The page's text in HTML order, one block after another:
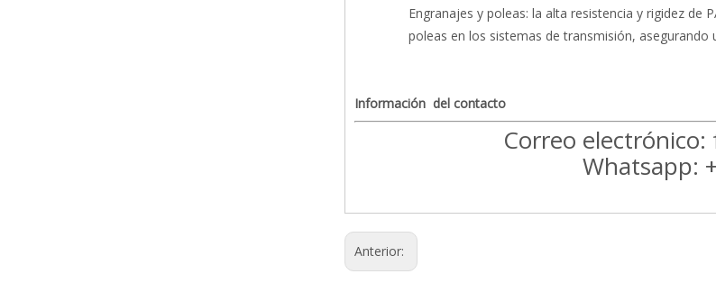
Engranajes y poleas: la alta resistencia y rigidez de
poleas en los sistemas de transmisión,
Información del contacto
Correo
Whatsapp:
Anterior: